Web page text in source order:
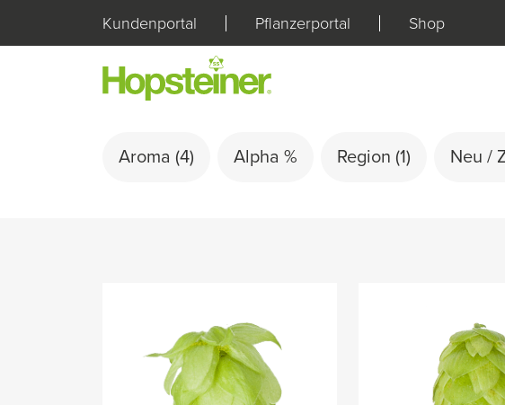
Kundenportal Pflanzerportal Shop
Aroma (4) Alpha % Region (1) Neu /